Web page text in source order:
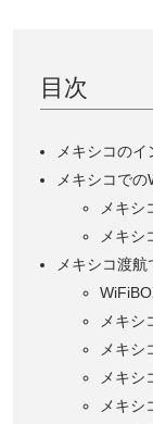
目次
メキシコの
メキシコで
メキシ
メキシ
メキシコ渡
メキシ
メキシ
メキシ
メキシ